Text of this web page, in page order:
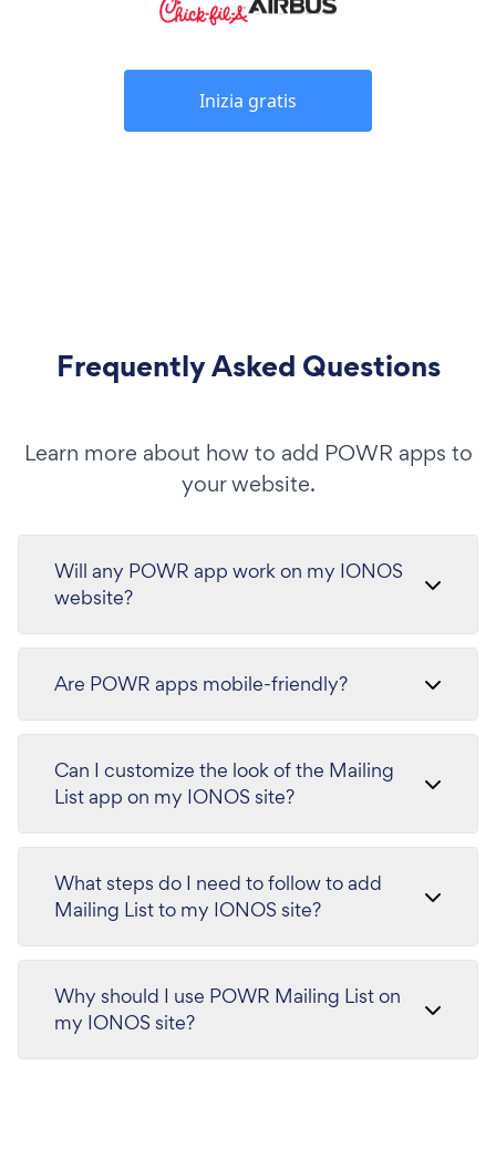
Inizia gratis
Frequently Asked Questions
Learn more about how to add POWR apps to
your website.
Will any POWR app work on my IONOS
website?
Are POWR apps mobile-friendly?
Can I customize the look of the Mailing
List app on my IONOS site?
What steps do I need to follow to add
Mailing List to my IONOS site?
Why should I use POWR Mailing List on
my IONOS site?